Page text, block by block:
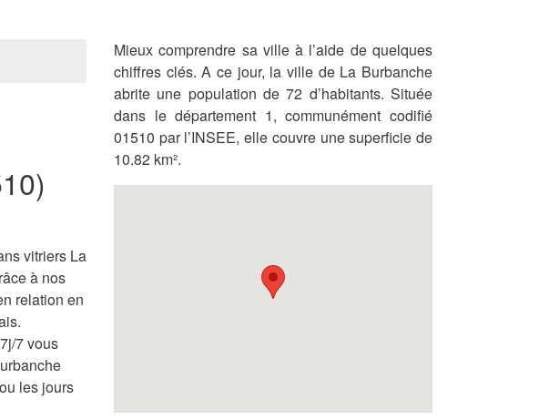
vitriers La
à nos
relation en
7 vous
les jours
Mieux comprendre sa ville à l’aide de quelques
chiffres clés. A ce jour, la ville de La Burbanche
abrite une population de 72 d’habitants. Située
dans le département 1, communément codifié
01510 par l’INSEE, elle couvre une superficie de
10.82 km².